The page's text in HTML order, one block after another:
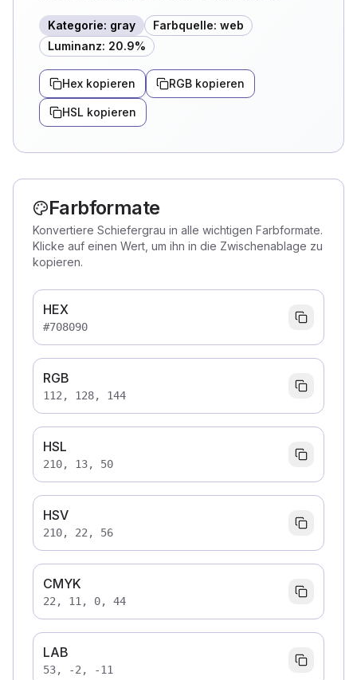
Kategorie: gray Farbquelle: web
Luminanz: 20.9%
Hex kopieren RGB kopieren
HSL kopieren
Farbformate
Konvertiere Schiefergrau in alle wichtigen Farbformate.
Klicke auf einen Wert, um ihn in die Zwischenablage zu
kopieren.
HEX
#708090
RGB
112, 128, 144
HSL
210, 13, 50
HSV
210, 22, 56
CMYK
22, 11, 0, 44
LAB
53, -2, -11